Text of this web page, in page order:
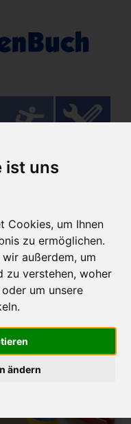
ist uns
Cookies, um Ihnen
zu ermöglichen.
außerdem, um
zu verstehen, woher
um unsere
ändern
18.07.2026
für den
angezeigt.